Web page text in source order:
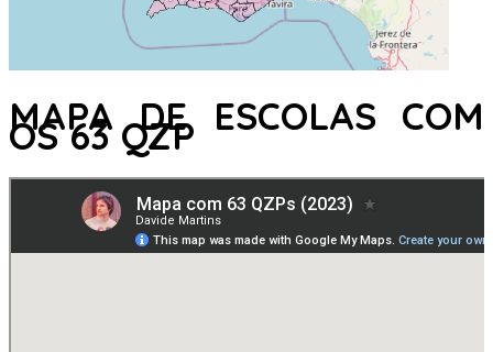
MAPA DE ESCOLAS COM
OS 63 QZP